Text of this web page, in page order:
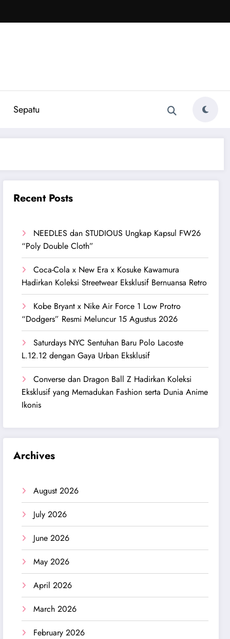
Sepatu
Recent Posts
NEEDLES dan STUDIOUS Ungkap Kapsul FW26
“Poly Double Cloth”
Coca-Cola x New Era x Kosuke Kawamura
Hadirkan Koleksi Streetwear Eksklusif Bernuansa Retro
Kobe Bryant x Nike Air Force 1 Low Protro
“Dodgers” Resmi Meluncur 15 Agustus 2026
Saturdays NYC Sentuhan Baru Polo Lacoste
L.12.12 dengan Gaya Urban Eksklusif
Converse dan Dragon Ball Z Hadirkan Koleksi
Eksklusif yang Memadukan Fashion serta Dunia Anime
Ikonis
Archives
August 2026
July 2026
June 2026
May 2026
April 2026
March 2026
February 2026